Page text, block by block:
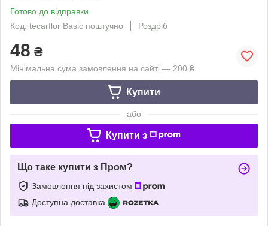
Готово до відправки
Код: tecarflor Basic поштучно
Роздріб
48 ₴
Мінімальна сума замовлення на сайті — 200 ₴
Купити
або
Купити з
Що таке купити з Пром?
Замовлення під захистом
Доступна доставка